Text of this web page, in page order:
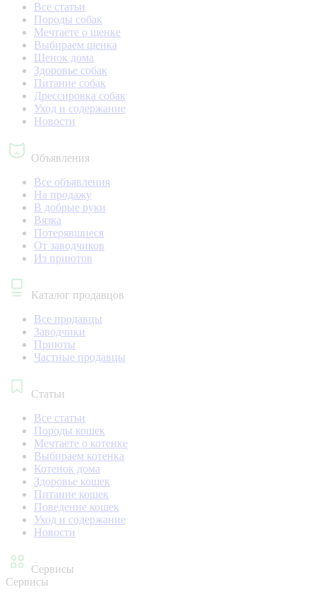
Все статьи
Породы собак
Мечтаете о щенке
Выбираем щенка
Щенок дома
Здоровье собак
Питание собак
Дрессировка собак
Уход и содержание
Новости
Объявления
Все объявления
На продажу
В добрые руки
Вязка
Потерявшиеся
От заводчиков
Из приютов
Каталог продавцов
Все продавцы
Заводчики
Приюты
Частные продавцы
Статьи
Все статьи
Породы кошек
Мечтаете о котенке
Выбираем котенка
Котенок дома
Здоровье кошек
Питание кошек
Поведение кошек
Уход и содержание
Новости
Сервисы
Сервисы